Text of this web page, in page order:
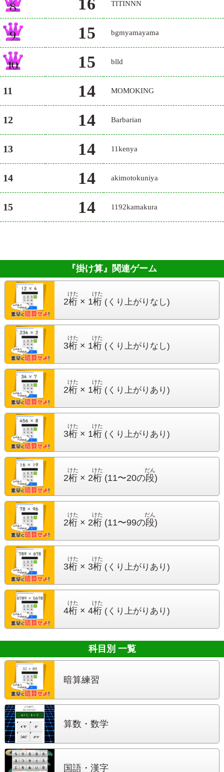
TITINNN
15 bgmyamayama
15 blld
11 14 MOMOKING
12 14 Barbarian
13 14 11kenya
14 14 akimotokuniya
15 14 1192kamakura
『掛け算』 関連ゲーム
2桁
けた
× 1桁
けた
(くり上がりなし)
3桁
けた
× 1桁
けた
(くり上がりなし)
2桁
けた
× 1桁
けた
(くり上がりあり)
3桁
けた
× 1桁
けた
(くり上がりあり)
2桁
けた
× 2桁
けた
(11〜20の段
だん
)
2桁
けた
× 2桁
けた
(11〜99の段
だん
)
3桁
けた
× 3桁
けた
(くり上がりあり)
4桁
けた
× 4桁
けた
(くり上がりあり)
科目別 一覧
暗算練習
算数・数学
国語・漢字